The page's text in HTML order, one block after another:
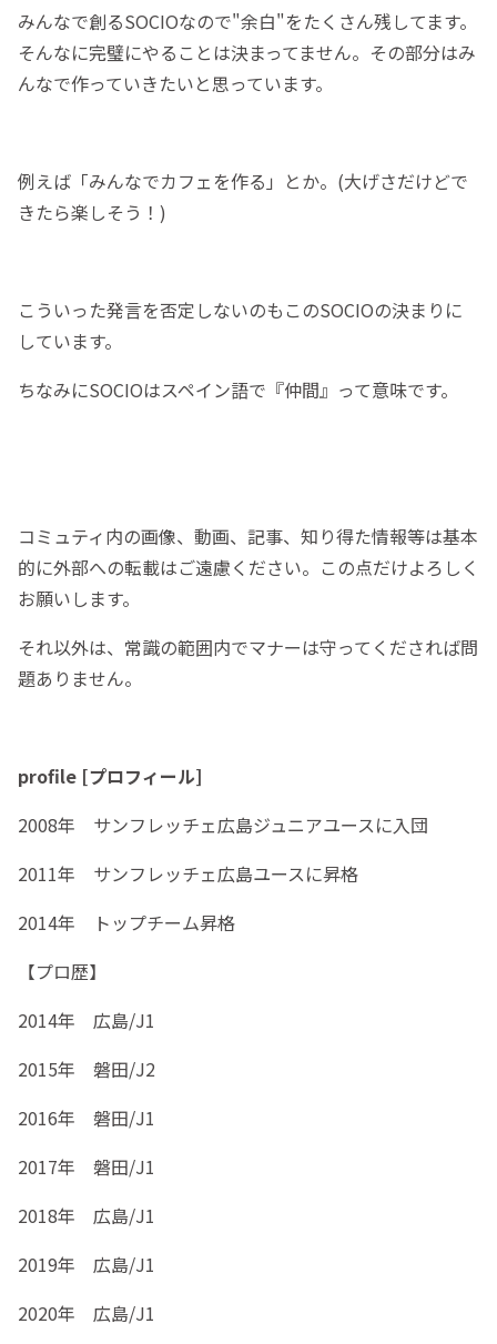
みんなで創るSOCIOなので"余白"をたくさん残してます。
そんなに完璧にやることは決まってません。その部分はみ
んなで作っていきたいと思っています。
例えば「みんなでカフェを作る」とか。(大げさだけどで
きたら楽しそう！)
こういった発言を否定しないのもこのSOCIOの決まりに
しています。
ちなみにSOCIOはスペイン語で『仲間』って意味です。
コミュティ内の画像、動画、記事、知り得た情報等は基本
的に外部への転載はご遠慮ください。この点だけよろしく
お願いします。
それ以外は、常識の範囲内でマナーは守ってくだされば問
題ありません。
profile [プロフィール]
2008年 サンフレッチェ広島ジュニアユースに入団
2011年 サンフレッチェ広島ユースに昇格
2014年 トップチーム昇格
【プロ歴】
2014年 広島/J1
2015年 磐田/J2
2016年 磐田/J1
2017年 磐田/J1
2018年 広島/J1
2019年 広島/J1
2020年 広島/J1